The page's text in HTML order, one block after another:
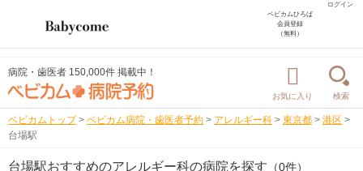
ログイン
ベビカムひろば
会員登録
（無料）
病院・歯医者 150,000件 掲載中！
お気に入り 検索
ベビカムトップ > ベビカム病院・歯医者予約 > アレルギー科 > 東京都 > 港区 >
台場駅
台場駅おすすめのアレルギー科の病院を探す （0件）